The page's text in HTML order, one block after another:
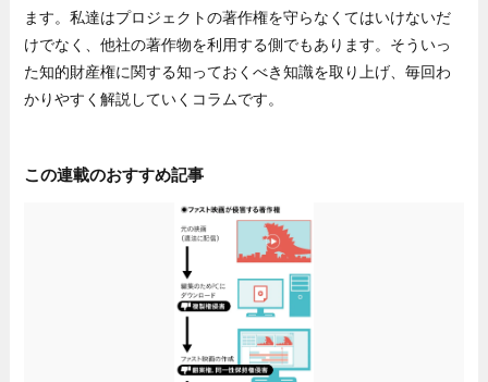
ます。私達はプロジェクトの著作権を守らなくてはいけないだ
けでなく、他社の著作物を利用する側でもあります。そういっ
た知的財産権に関する知っておくべき知識を取り上げ、毎回わ
かりやすく解説していくコラムです。
この連載のおすすめ記事